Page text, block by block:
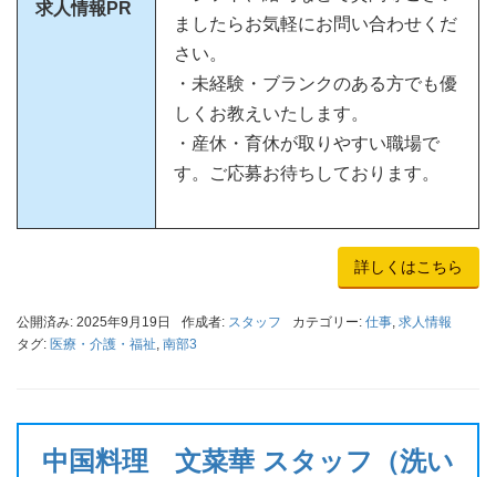
求人情報PR
ましたらお気軽にお問い合わせくだ
さい。
・未経験・ブランクのある方でも優
しくお教えいたします。
・産休・育休が取りやすい職場で
す。ご応募お待ちしております。
詳しくはこちら
公開済み: 2025年9月19日 作成者: スタッフ カテゴリー: 仕事 求人情報
タグ: 医療・介護・福祉 南部3
中国料理 文菜華 スタッフ（洗い